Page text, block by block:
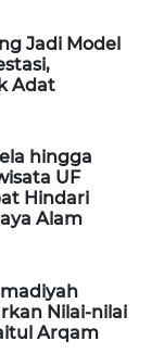
Jadi Model
Adat
hingga
UF
Hindari
Alam
Nilai-nilai
Arqam